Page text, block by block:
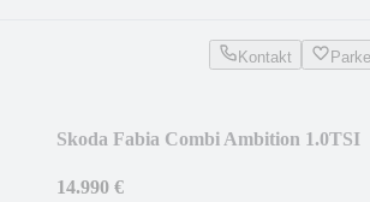
Kontakt
Skoda Fabia Combi Ambition 1.0TSI
14.990 €